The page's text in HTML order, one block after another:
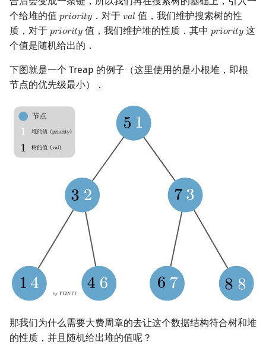
GUIDE
Sublime Text
CP Editor
LaTeX 入门
Git
锦标赛排序
Tim 排序
排序相关 STL
优化
动态 DP
概率 DP
DP 套 DP
其它 DP 方法
后缀自动机 (SAM)
后缀平衡树
广义后缀自动机
Manacher
回文树
Lyndon 分解
Main–Lorentz 算法
中国剩余定理
升幂引理
阶乘取模
二次剩余
阶 & 原根
离散对数
高次剩余 & 单位根
数论分块
狄利克雷卷积
莫比乌斯反演
多项式与生成函数 符号化方法
Lagrange 反演
形式幂级数复合|复合逆
组合数学
分拆数
范德蒙德卷积
Pólya 计数
线性代数
Jordan标准型
抽象代数
概率论
杨氏矩阵
拟阵
Berlekamp–Massey 算法
查询第一个比 val 小的节点
查询第一个比 val 大的节点
无旋 treap
按值分裂
按排名分裂
合并（merge）
根据值查询排名
根据排名查询值
查询第一个比 val 小的节点
树哈希
树上随机游走
拆点
连通性相关
环计数问题
2-SAT
欧拉图
弦图
图的着色
网络流
随机增量法
反演变换
计算几何杂项
表达式求值
在一台机器上规划任务
主元素问题
15-puzzle
Kahan 求和
珂朵莉树/颜色段均摊
个给堆的值 𝑝𝑟𝑖𝑜𝑟𝑖𝑡𝑦
priority．对于 𝑣𝑎𝑙
val 值，我们维护搜索树的性
质，对于 𝑝𝑟𝑖𝑜𝑟𝑖𝑡𝑦
priority值，我们维护堆的性质．其中 𝑝𝑟𝑖𝑜𝑟𝑖𝑡𝑦
priority这
个值是随机给出的．
下图就是一个 Treap 的例子（这里使用的是小根堆，即根
节点的优先级最小）．
那我们为什么需要大费周章的去让这个数据结构符合树和堆
的性质，并且随机给出堆的值呢？